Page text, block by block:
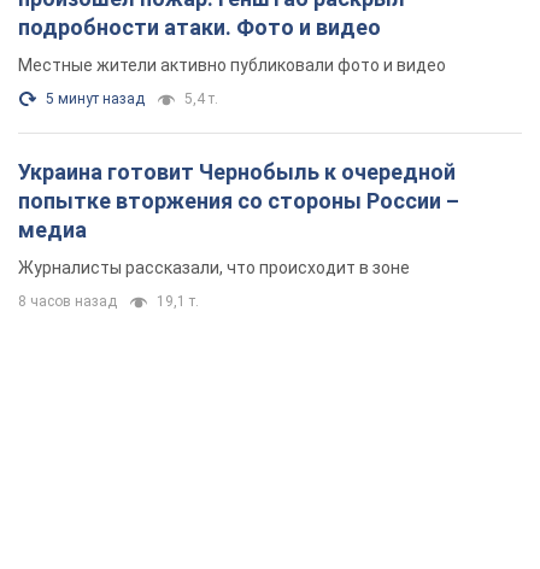
подробности атаки. Фото и видео
Местные жители активно публиковали фото и видео
5 минут назад 5,4 т.
Украина готовит Чернобыль к очередной
попытке вторжения со стороны России –
медиа
Журналисты рассказали, что происходит в зоне
8 часов назад 19,1 т.